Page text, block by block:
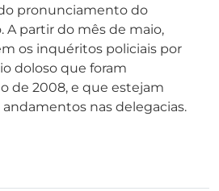
pronunciamento do
A partir do mês de maio,
os inquéritos policiais por
doloso que foram
de 2008, e que estejam
andamentos nas delegacias.